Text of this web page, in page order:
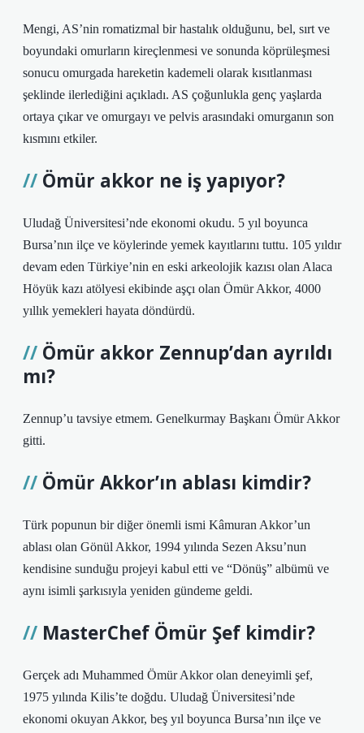
Mengi, AS’nin romatizmal bir hastalık olduğunu, bel, sırt ve
boyundaki omurların kireçlenmesi ve sonunda köprüleşmesi
sonucu omurgada hareketin kademeli olarak kısıtlanması
şeklinde ilerlediğini açıkladı. AS çoğunlukla genç yaşlarda
ortaya çıkar ve omurgayı ve pelvis arasındaki omurganın son
kısmını etkiler.
Ömür akkor ne iş yapıyor?
Uludağ Üniversitesi’nde ekonomi okudu. 5 yıl boyunca
Bursa’nın ilçe ve köylerinde yemek kayıtlarını tuttu. 105 yıldır
devam eden Türkiye’nin en eski arkeolojik kazısı olan Alaca
Höyük kazı atölyesi ekibinde aşçı olan Ömür Akkor, 4000
yıllık yemekleri hayata döndürdü.
Ömür akkor Zennup’dan ayrıldı
mı?
Zennup’u tavsiye etmem. Genelkurmay Başkanı Ömür Akkor
gitti.
Ömür Akkor’ın ablası kimdir?
Türk popunun bir diğer önemli ismi Kâmuran Akkor’un
ablası olan Gönül Akkor, 1994 yılında Sezen Aksu’nun
kendisine sunduğu projeyi kabul etti ve “Dönüş” albümü ve
aynı isimli şarkısıyla yeniden gündeme geldi.
MasterChef Ömür Şef kimdir?
Gerçek adı Muhammed Ömür Akkor olan deneyimli şef,
1975 yılında Kilis’te doğdu. Uludağ Üniversitesi’nde
ekonomi okuyan Akkor, beş yıl boyunca Bursa’nın ilçe ve